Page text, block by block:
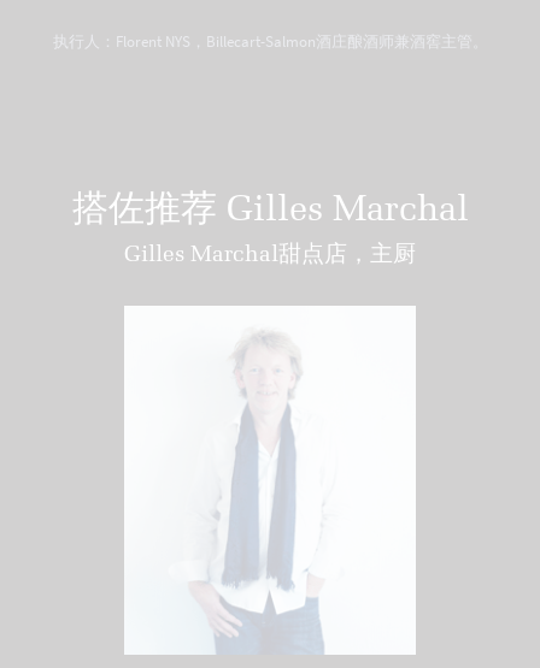
执行人：Florent NYS，Billecart-Salmon酒庄酿酒师兼酒窖主管。
搭佐推荐 Gilles Marchal
Gilles Marchal甜点店，主厨